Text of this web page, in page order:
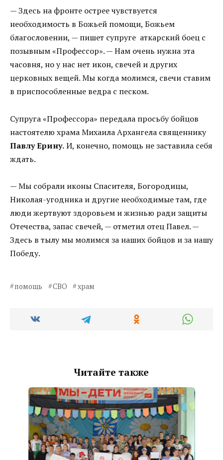
— Здесь на фронте острее чувствуется
необходимость в Божьей помощи, Божьем
благословении, — пишет супруге аткарский боец с
позывным «Профессор». — Нам очень нужна эта
часовня, но у нас нет икон, свечей и других
церковных вещей. Мы когда молимся, свечи ставим
в приспособленные ведра с песком.
Супруга «Профессора» передала просьбу бойцов
настоятелю храма Михаила Архангела священнику
Павлу Ерину.И, конечно, помощь не заставила себя
ждать.
— Мы собрали иконы Спасителя, Богородицы,
Николая-угодника и другие необходимые там, где
люди жертвуют здоровьем и жизнью ради защиты
Отечества, запас свечей, — отметил отец Павел. —
Здесь в тылу мы молимся за наших бойцов и за нашу
Победу.
помощь СВО храм
Читайте также